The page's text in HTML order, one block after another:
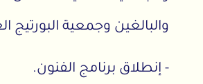
والبالغين وجمعية البورتيج
- إنطلاق برنامج الفنون.